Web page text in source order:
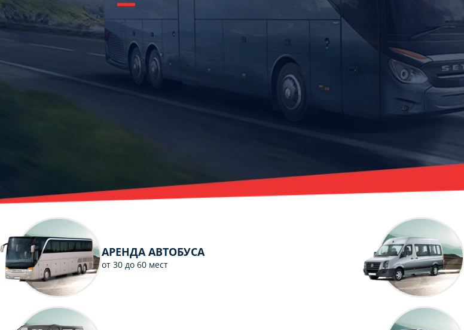
АРЕНДА АВТОБУСА
от 30 до 60 мест
конфиденциальности
обработку моих Персональных